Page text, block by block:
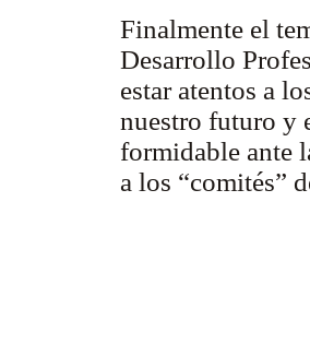
Finalmente el
Desarrollo
estar atentos a
nuestro futuro y
formidable ante
a los “comités”